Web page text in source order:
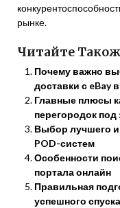
рынке.
Читайте
Почему важно
доставки с eBay
Главные плюсы
перегородок под
Выбор лучшего
POD-систем
Особенности
портала онлайн
Правильная
успешного